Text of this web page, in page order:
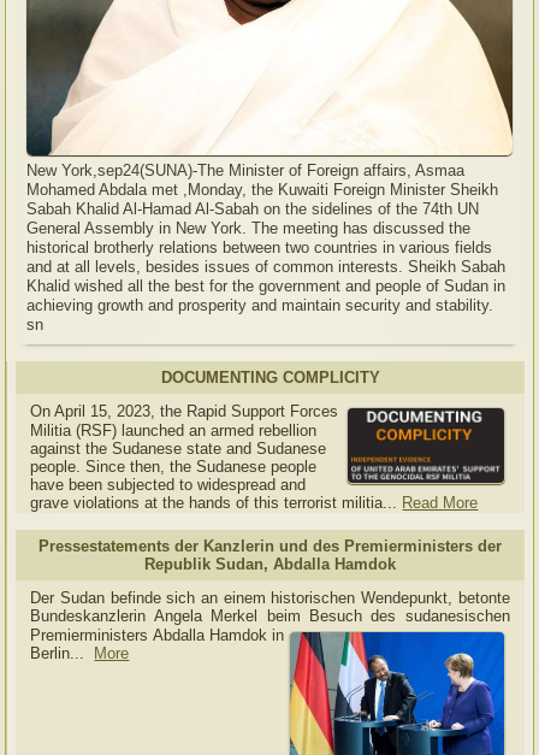
New York,sep24(SUNA)-The Minister of Foreign affairs, Asmaa
Mohamed Abdala met ,Monday, the Kuwaiti Foreign Minister Sheikh
Sabah Khalid Al-Hamad Al-Sabah on the sidelines of the 74th UN
General Assembly in New York. The meeting has discussed the
historical brotherly relations between two countries in various fields
and at all levels, besides issues of common interests. Sheikh Sabah
Khalid wished all the best for the government and people of Sudan in
achieving growth and prosperity and maintain security and stability.
sn
DOCUMENTING COMPLICITY
On April 15, 2023, the Rapid Support Forces
Militia (RSF) launched an armed rebellion
against the Sudanese state and Sudanese
people. Since then, the Sudanese people
have been subjected to widespread and
grave violations at the hands of this terrorist militia... Read More
Pressestatements der Kanzlerin und des Premierministers der
Republik Sudan, Abdalla Hamdok
Der Sudan befinde sich an einem historischen Wendepunkt, betonte
Bundeskanzlerin Angela Merkel beim Besuch des sudanesischen
Premierministers Abdalla Hamdok in
Berlin...
More